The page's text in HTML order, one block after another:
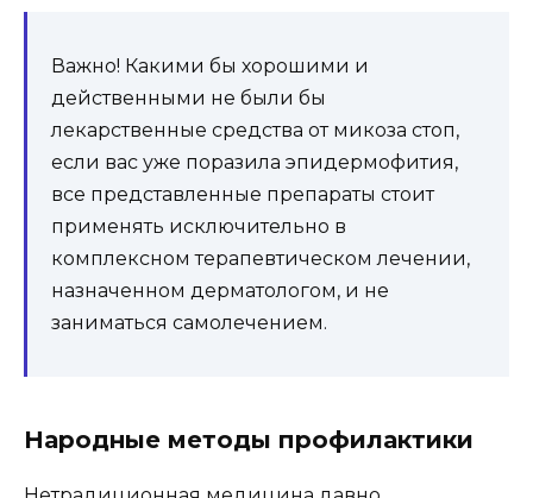
Важно! Какими бы хорошими и
действенными не были бы
лекарственные средства от микоза стоп,
если вас уже поразила эпидермофития,
все представленные препараты стоит
применять исключительно в
комплексном терапевтическом лечении,
назначенном дерматологом, и не
заниматься самолечением.
Народные методы профилактики